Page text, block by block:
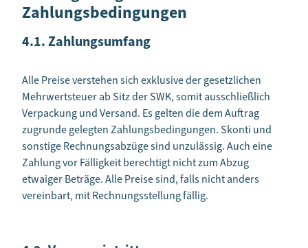
Zahlungsbedingungen
4.1. Zahlungsumfang
Alle Preise verstehen sich exklusive der gesetzlichen
Mehrwertsteuer ab Sitz der SWK, somit ausschließlich
Verpackung und Versand. Es gelten die dem Auftrag
zugrunde gelegten Zahlungsbedingungen. Skonti und
sonstige Rechnungsabzüge sind unzulässig. Auch eine
Zahlung vor Fälligkeit berechtigt nicht zum Abzug
etwaiger Beträge. Alle Preise sind, falls nicht anders
vereinbart, mit Rechnungsstellung fällig.